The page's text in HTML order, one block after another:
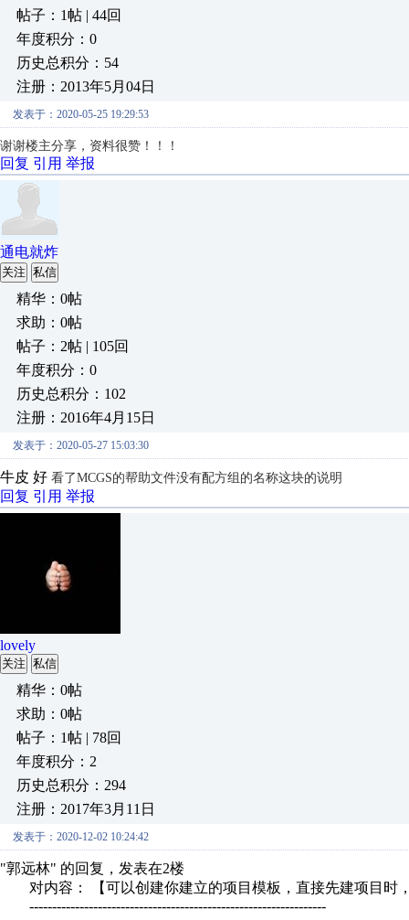
帖子：1帖 | 44回
年度积分：0
历史总积分：54
注册：2013年5月04日
发表于：2020-05-25 19:29:53
谢谢楼主分享，资料很赞！！！
回复 引用 举报
通电就炸
关注 私信
精华：0帖
求助：0帖
帖子：2帖 | 105回
年度积分：0
历史总积分：102
注册：2016年4月15日
发表于：2020-05-27 15:03:30
牛皮 好 看了MCGS的帮助文件没有配方组的名称这块的说明
回复 引用 举报
lovely
关注 私信
精华：0帖
求助：0帖
帖子：1帖 | 78回
年度积分：2
历史总积分：294
注册：2017年3月11日
发表于：2020-12-02 10:24:42
"郭远林" 的回复，发表在2楼
对内容： 【可以创建你建立的项目模板，直接先建项目时
-----------------------------------------------------------------